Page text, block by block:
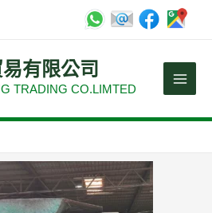
有限公司
TRADING CO.LIMTED